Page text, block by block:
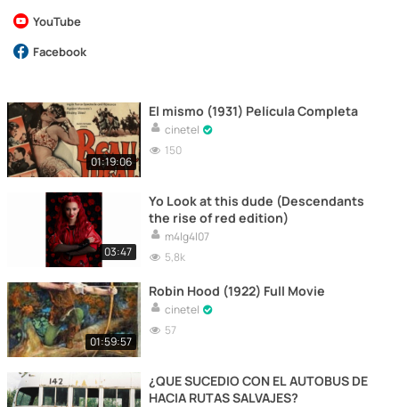
YouTube
Facebook
01:19:06
El mismo (1931) Película Completa
cinetel
150
03:47
Yo Look at this dude (Descendants
the rise of red edition)
m4lg4l07
5,8k
01:59:57
Robin Hood (1922) Full Movie
cinetel
57
¿QUE SUCEDIO CON EL AUTOBUS DE
HACIA RUTAS SALVAJES?